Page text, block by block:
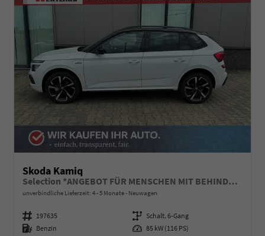
Skoda Kamiq
Selection *ANGEBOT FÜR MENSCHEN MIT BEHINDERUNG AB 50%! 1.0 TSI 115PS, Klimaanlage, Sitzheizung, Parksensoren hinten, LED-Scheinwerfer, Tempomat, Infotainment 8", Virtual Cockpit Nebelscheinwerfer, Dachreling
unverbindliche Lieferzeit: 4 - 5 Monate Neuwagen
Fahrzeugnummer 197635 Getriebe Schalt. 6-Gang
Kraftstoff Benzin Leistung 85 kW (116 PS)